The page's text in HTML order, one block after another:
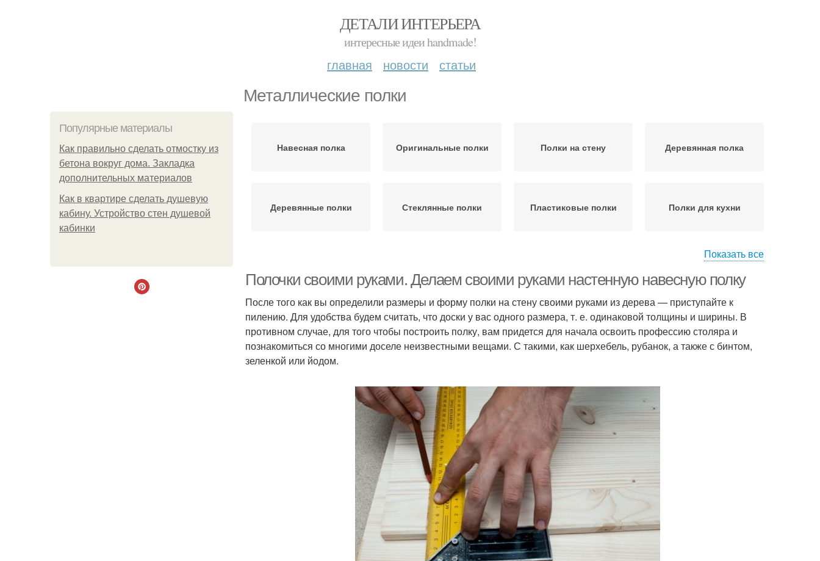
ДЕТАЛИ ИНТЕРЬЕРА
интересные идеи handmade!
главная новости статьи
Металлические полки
Популярные материалы
Как правильно сделать отмостку из
бетона вокруг дома. Закладка
дополнительных материалов
Как в квартире сделать душевую
кабину. Устройство стен душевой
кабинки
Навесная полка Оригинальные полки Полки на стену Деревянная полка
Деревянные полки Стеклянные полки Пластиковые полки Полки для кухни
Показать все
Полочки своими руками. Делаем своими руками настенную навесную полку
После того как вы определили размеры и форму полки на стену своими руками из дерева — приступайте к
пилению. Для удобства будем считать, что доски у вас одного размера, т. е. одинаковой толщины и ширины. В
противном случае, для того чтобы построить полку, вам придется для начала освоить профессию столяра и
познакомиться со многими доселе неизвестными вещами. С такими, как шерхебель, рубанок, а также с бинтом,
зеленкой или йодом.